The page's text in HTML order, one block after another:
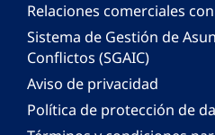
Relaciones comerciales con
Sistema de Gestión de
Conflictos (SGAIC)
Aviso de privacidad
Política de protección de